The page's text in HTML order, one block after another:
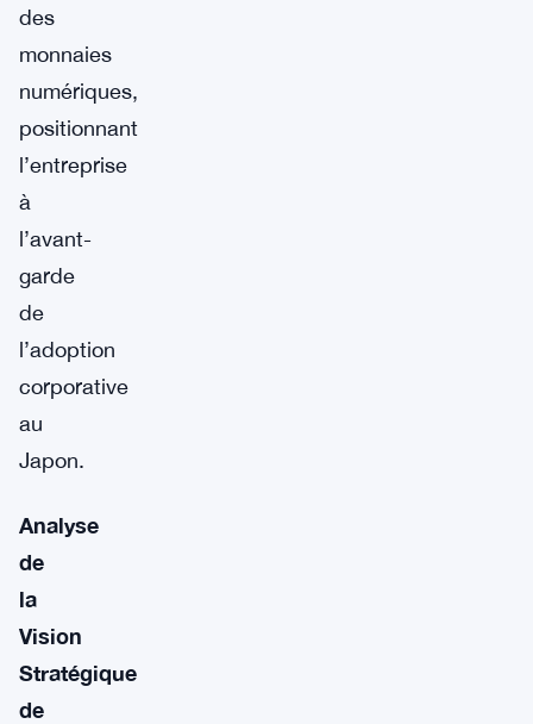
des
monnaies
numériques,
positionnant
l’entreprise
à
l’avant-
garde
de
l’adoption
corporative
au
Japon.
Analyse
de
la
Vision
Stratégique
de